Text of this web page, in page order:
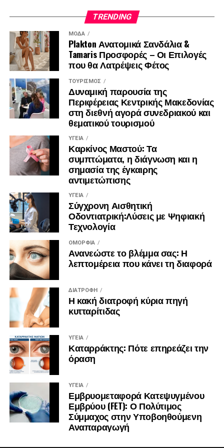
TRENDING
ΜΌΔΑ
Plakton Ανατομικά Σανδάλια &
Tamaris Προσφορές – Οι Επιλογές
που θα Λατρέψεις Φέτος
ΤΟΥΡΙΣΜΌΣ
Δυναμική παρουσία της
Περιφέρειας Κεντρικής Μακεδονίας
στη διεθνή αγορά συνεδριακού και
θεματικού τουρισμού
ΥΓΕΊΑ
Καρκίνος Μαστού: Τα
συμπτώματα, η διάγνωση και η
σημασία της έγκαιρης
αντιμετώπισης
ΥΓΕΊΑ
Σύγχρονη Αισθητική
Οδοντιατρική:Λύσεις με Ψηφιακή
Τεχνολογία
ΟΜΟΡΦΙΆ
Ανανεώστε το βλέμμα σας: Η
λεπτομέρεια που κάνει τη διαφορά
ΔΙΑΤΡΟΦΉ
Η κακή διατροφή κύρια πηγή
κυτταρίτιδας
ΥΓΕΊΑ
Καταρράκτης: Πότε επηρεάζει την
όραση
ΥΓΕΊΑ
Εμβρυομεταφορά Κατεψυγμένου
Εμβρύου (FET): Ο Πολύτιμος
Σύμμαχος στην Υποβοηθούμενη
Αναπαραγωγή